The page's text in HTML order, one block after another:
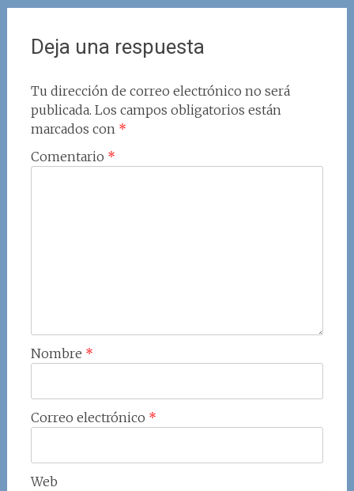
Deja una respuesta
Tu dirección de correo electrónico no será
publicada. Los campos obligatorios están
marcados con *
Comentario *
Nombre *
Correo electrónico *
Web